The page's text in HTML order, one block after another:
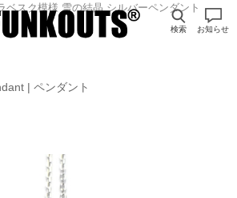
ベスク模様 雪の結晶 シルバーペンダント
検索 お知らせ
| ペンダント